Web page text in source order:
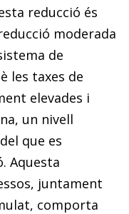
reducció és
moderada
de
les taxes de
elevades i
un nivell
que es
Aquesta
juntament
comporta